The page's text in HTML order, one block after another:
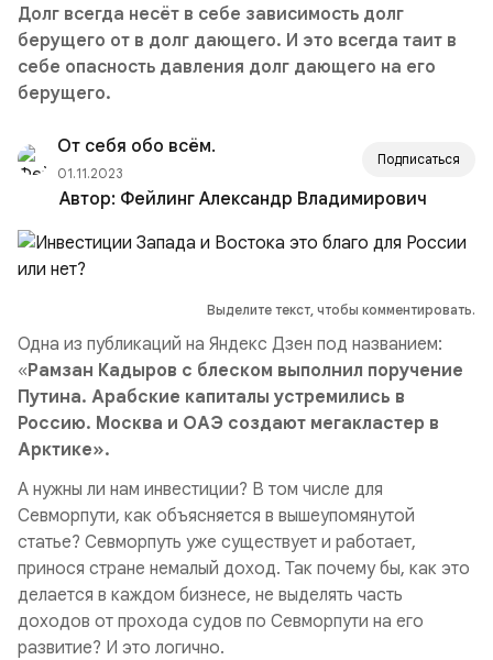
Долг всегда несёт в себе зависимость долг
берущего от в долг дающего. И это всегда таит в
себе опасность давления долг дающего на его
берущего.
От себя обо всём.
01.11.2023
Подписаться
Автор: Фейлинг Александр Владимирович
Выделите текст, чтобы комментировать.
Одна из публикаций на Яндекс Дзен под названием:
«Рамзан Кадыров с блеском выполнил поручение
Путина. Арабские капиталы устремились в
Россию. Москва и ОАЭ создают мегакластер в
Арктике».
А нужны ли нам инвестиции? В том числе для
Севморпути, как объясняется в вышеупомянутой
статье? Севморпуть уже существует и работает,
принося стране немалый доход. Так почему бы, как это
делается в каждом бизнесе, не выделять часть
доходов от прохода судов по Севморпути на его
развитие? И это логично.